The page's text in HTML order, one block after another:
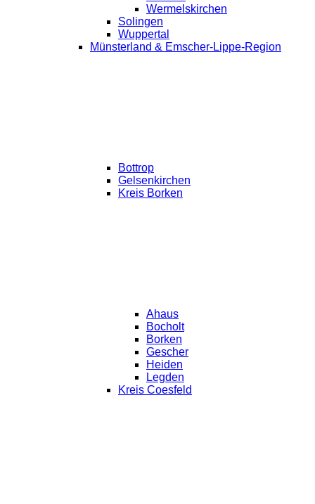
Wermelskirchen
Solingen
Wuppertal
Münsterland & Emscher-Lippe-Region
Bottrop
Gelsenkirchen
Kreis Borken
Ahaus
Bocholt
Borken
Gescher
Heiden
Legden
Kreis Coesfeld